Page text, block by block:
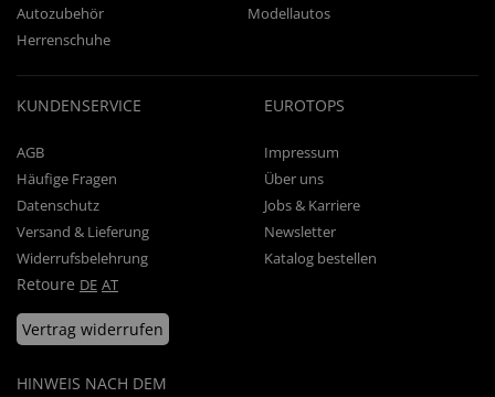
Autozubehör
Modellautos
Herrenschuhe
KUNDENSERVICE
AGB
Häufige Fragen
Datenschutz
Versand & Lieferung
Widerrufsbelehrung
Retoure DE AT
Vertrag widerrufen
HINWEIS NACH DEM
EUROTOPS
Impressum
Über uns
Jobs & Karriere
Newsletter
Katalog bestellen